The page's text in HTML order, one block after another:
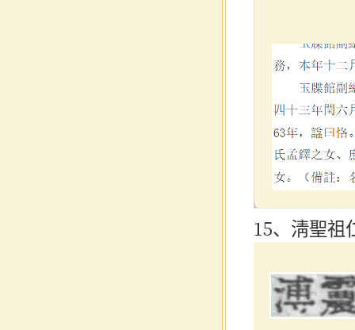
15、淸聖祖